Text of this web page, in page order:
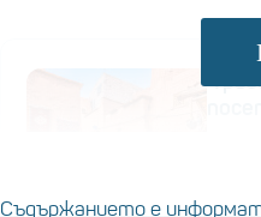
Съдържанието е